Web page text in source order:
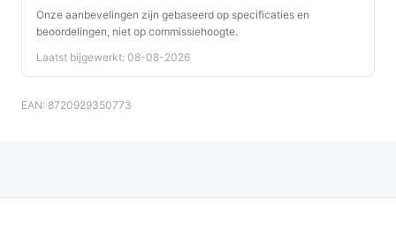
Onze aanbevelingen zijn gebaseerd op specificaties en
beoordelingen, niet op commissiehoogte.
Laatst bijgewerkt: 08-08-2026
EAN: 8720929350773